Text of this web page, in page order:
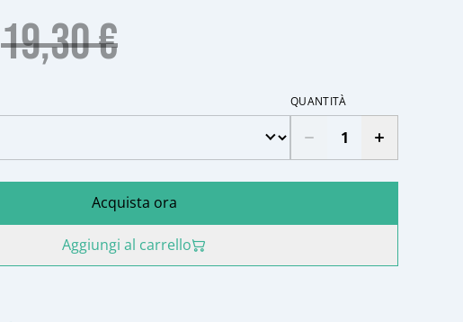
19,30 €
QUANTITÀ
Acquista ora
Aggiungi al carrello